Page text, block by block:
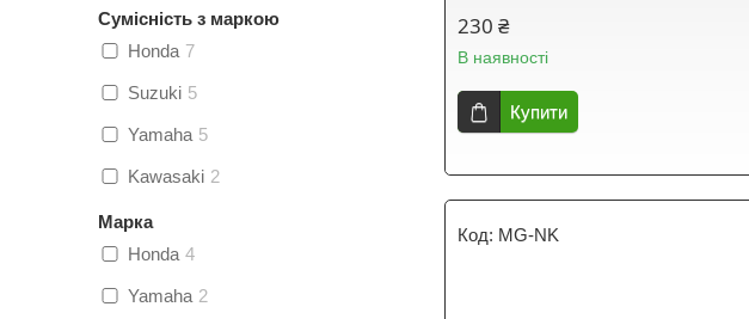
230 ₴
В наявності
Купити
MG-NK
Сумісність з маркою
Honda 7
Suzuki 5
Yamaha 5
Kawasaki 2
Марка
Honda 4
Yamaha 2